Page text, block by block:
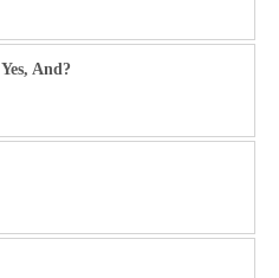
And?